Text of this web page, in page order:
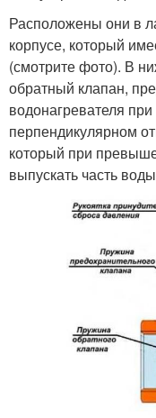
Расположены они в
корпусе, который
(смотрите фото). В
обратный клапан,
водонагревателя
перпендикулярном
который при
выпускать часть